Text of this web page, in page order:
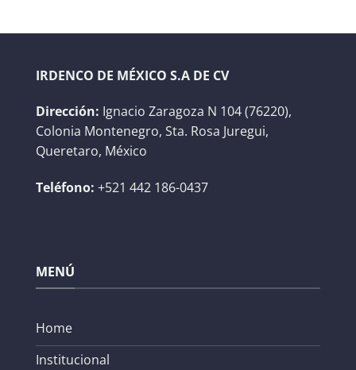
IRDENCO DE MÉXICO S.A DE CV
Dirección: Ignacio Zaragoza N 104 (76220),
Colonia Montenegro, Sta. Rosa Juregui,
Queretaro, México
Teléfono: +521 442 186-0437
MENÚ
Home
Institucional